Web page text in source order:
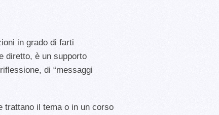
in grado di farti
diretto, è un supporto
di “messaggi
trattano il tema o in un corso